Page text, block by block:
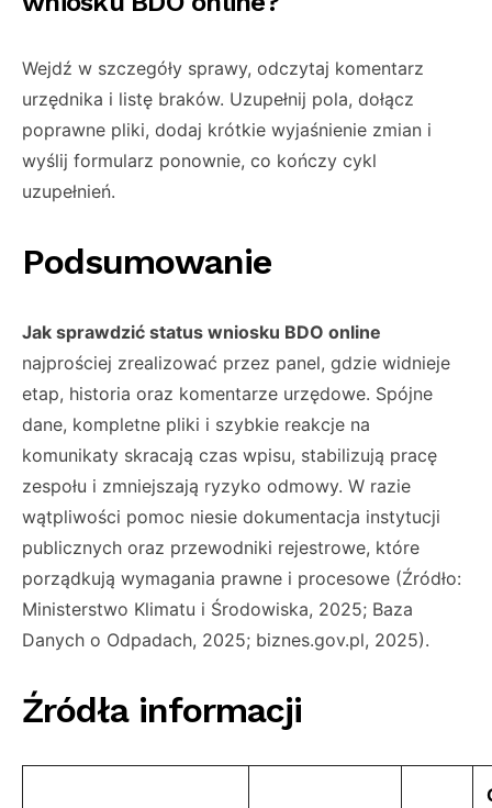
Wejdź w szczegóły sprawy, odczytaj komentarz
urzędnika i listę braków. Uzupełnij pola, dołącz
poprawne pliki, dodaj krótkie wyjaśnienie zmian i
wyślij formularz ponownie, co kończy cykl
uzupełnień.
Podsumowanie
Jak sprawdzić status wniosku BDO online
najprościej zrealizować przez panel, gdzie widnieje
etap, historia oraz komentarze urzędowe. Spójne
dane, kompletne pliki i szybkie reakcje na
komunikaty skracają czas wpisu, stabilizują pracę
zespołu i zmniejszają ryzyko odmowy. W razie
wątpliwości pomoc niesie dokumentacja instytucji
publicznych oraz przewodniki rejestrowe, które
porządkują wymagania prawne i procesowe (Źródło:
Ministerstwo Klimatu i Środowiska, 2025; Baza
Danych o Odpadach, 2025; biznes.gov.pl, 2025).
Źródła informacji